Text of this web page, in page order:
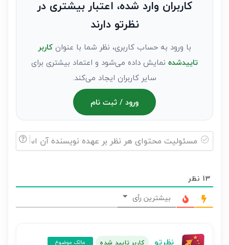
کاربران وارد شده، اعتبار بیشتری در
نظرتو دارند
با ورود به حساب کاربری، نظر شما با عنوانکاربر
تاییدشده نمایش داده می‌شود و اعتماد بیشتری برای
سایر کاربران ایجاد می‌کند.
ورود / ثبت نام
هر
نظر
بر
نویسنده
13 نظر
بیشترین رأی
نظرتو کاربر تایید شده مالک موضوع